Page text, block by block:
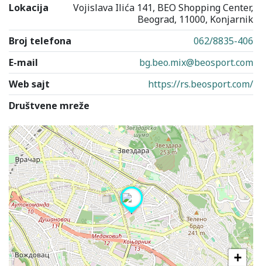
Lokacija
Vojislava Ilića 141, BEO Shopping Center,
Beograd, 11000, Konjarnik
Broj telefona
062/8835-406
E-mail
bg.beo.mix@beosport.com
Web sajt
https://rs.beosport.com/
Društvene mreže
+